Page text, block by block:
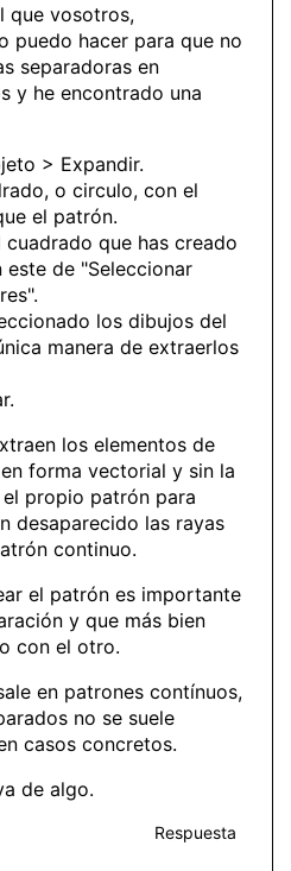
que vosotros,
puedo hacer para que no
separadoras en
y he encontrado una
> Expandir.
o circulo, con el
el patrón.
cuadrado que has creado
de "Seleccionar
los dibujos del
manera de extraerlos
los elementos de
forma vectorial y sin la
propio patrón para
desaparecido las rayas
continuo.
el patrón es importante
y que más bien
con el otro.
en patrones contínuos,
no se suele
casos concretos.
de algo.
Respuesta